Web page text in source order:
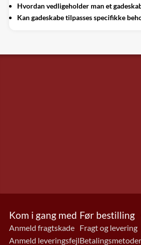
Hvordan vedligeholder man et
Kan gadeskabe tilpasses specifikke
Kom i gang med
Anmeld fragtskade
Anmeld leveringsfejl
Før bestilling
Fragt og levering
Betalingsmetoder